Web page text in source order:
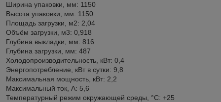
Ширина упаковки, мм: 1150
Высота упаковки, мм: 1150
Площадь загрузки, м2: 2,04
Объём загрузки, м3: 0,918
Глубина выкладки, мм: 816
Глубина загрузки, мм: 487
Холодопроизводительность, кВт: 0,4
Энергопотребление, кВт в сутки: 9,8
Максимальная мощность, кВт: 2,2
Максимальный ток, А: 5,6
Температурный режим окружающей среды, °С: +25